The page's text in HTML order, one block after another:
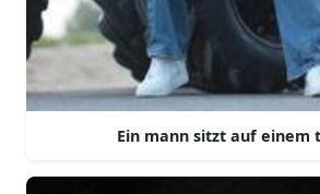
Ein mann sitzt auf